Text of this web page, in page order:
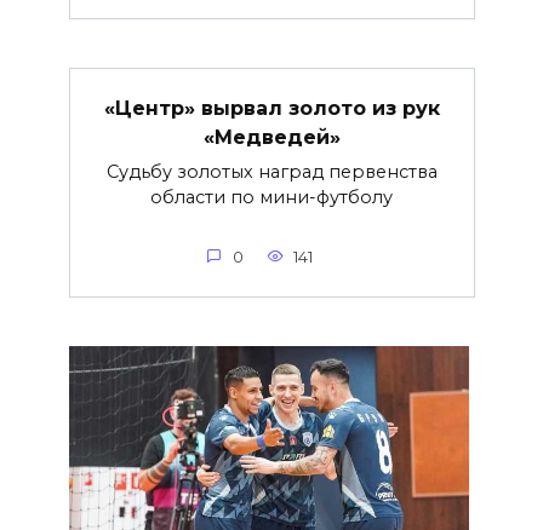
«Центр» вырвал золото из рук
«Медведей»
Судьбу золотых наград первенства
области по мини-футболу
0 141